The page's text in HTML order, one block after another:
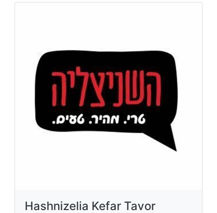
Hashnizelia Kefar Tavor